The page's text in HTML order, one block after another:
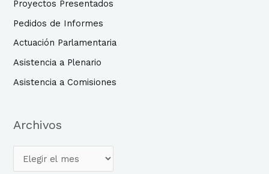
r
:
Proyectos Presentados
Pedidos de Informes
Actuación Parlamentaria
Asistencia a Plenario
Asistencia a Comisiones
Archivos